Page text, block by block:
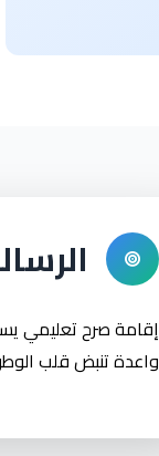
إقامة صرح تعليمي
واعدة تنبض قلب